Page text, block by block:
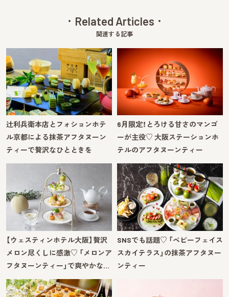
Related Articles
関連する記事
辻利兵衛本店とフォションホテ
ル京都による抹茶アフタヌーン
ティーで贅沢なひとときを
6月限定！とろける甘さのマンゴ
ーが主役♡ 大阪ステーションホ
テルのアフタヌーンティー
【ウェスティンホテル大阪】贅沢
メロン尽くしに感激♡ 「メロンア
フタヌーンティー」で爽やかな…
SNSでも話題♡ 「ベビーフェイス
スカイテラス」の抹茶アフタヌー
ンティー